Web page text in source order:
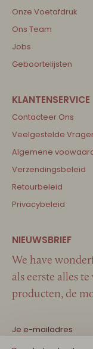
Onze Voetafdruk
Ons Team
Jobs
Geboortelijsten
Contacteer Ons
Veelgestelde
Algemene
Verzendingsbeleid
Retourbeleid
Privacybeleid
We have
als eerste alles
producten, de